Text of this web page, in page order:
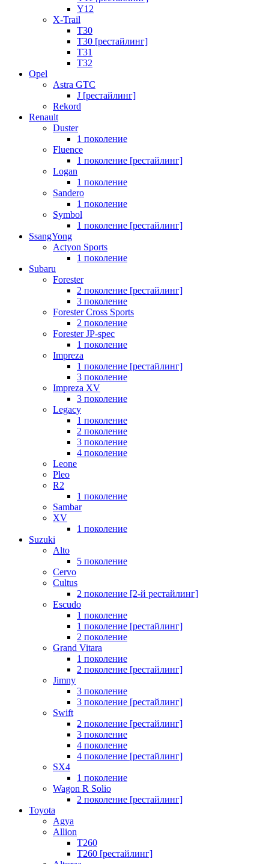
Y12
X-Trail
T30
T30 [рестайлинг]
T31
T32
Opel
Astra GTC
J [рестайлинг]
Rekord
Renault
Duster
1 поколение
Fluence
1 поколение [рестайлинг]
Logan
1 поколение
Sandero
1 поколение
Symbol
1 поколение [рестайлинг]
SsangYong
Actyon Sports
1 поколение
Subaru
Forester
2 поколение [рестайлинг]
3 поколение
Forester Cross Sports
2 поколение
Forester JP-spec
1 поколение
Impreza
1 поколение [рестайлинг]
3 поколение
Impreza XV
3 поколение
Legacy
1 поколение
2 поколение
3 поколение
4 поколение
Leone
Pleo
R2
1 поколение
Sambar
XV
1 поколение
Suzuki
Alto
5 поколение
Cervo
Cultus
2 поколение [2-й рестайлинг]
Escudo
1 поколение
1 поколение [рестайлинг]
2 поколение
Grand Vitara
1 поколение
2 поколение [рестайлинг]
Jimny
3 поколение
3 поколение [рестайлинг]
Swift
2 поколение [рестайлинг]
3 поколение
4 поколение
4 поколение [рестайлинг]
SX4
1 поколение
Wagon R Solio
2 поколение [рестайлинг]
Toyota
Agya
Allion
T260
T260 [рестайлинг]